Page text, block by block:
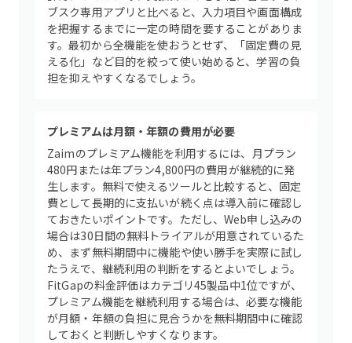
ブスク専用アプリと比べると、入力項目や画面構成
を把握するまでに一定の時間を要することがありま
す。最初から全機能を使おうとせず、「固定費の見
える化」など目的を絞って使い始めると、学習の負
担を抑えやすくなるでしょう。
プレミアムは月額・年額の費用が必要
Zaimのプレミアム機能を利用するには、月プラン
480円または年プラン4,800円の費用が継続的に発
生します。無料で使えるツールと比較すると、固定
費として長期的に支払いが続く点は導入前に確認し
ておきたいポイントです。ただし、Web申し込みの
場合は30日間の無料トライアルが用意されているた
め、まず無料期間中に機能や使い勝手を実際に試し
たうえで、継続利用の判断をするとよいでしょう。
FitGapの料金評価はカテゴリ45製品中1位ですが、
プレミアム機能を継続利用する場合は、必要な機能
が月額・年額の負担に見合うかを無料期間中に確認
しておくと判断しやすくなります。